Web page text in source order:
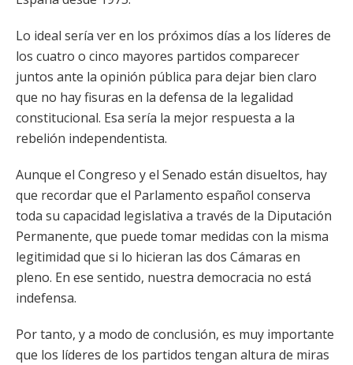
Lo ideal sería ver en los próximos días a los líderes de
los cuatro o cinco mayores partidos comparecer
juntos ante la opinión pública para dejar bien claro
que no hay fisuras en la defensa de la legalidad
constitucional. Esa sería la mejor respuesta a la
rebelión independentista.
Aunque el Congreso y el Senado están disueltos, hay
que recordar que el Parlamento español conserva
toda su capacidad legislativa a través de la Diputación
Permanente, que puede tomar medidas con la misma
legitimidad que si lo hicieran las dos Cámaras en
pleno. En ese sentido, nuestra democracia no está
indefensa.
Por tanto, y a modo de conclusión, es muy importante
que los líderes de los partidos tengan altura de miras